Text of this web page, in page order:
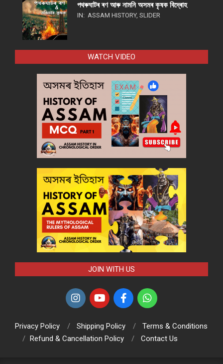
পথ​ৰুঘাট​ৰ ৰণ আৰু নামনি অসম​ৰ কৃষক বিদ্ৰোহ​
IN: ASSAM HISTORY, SLIDER
WATCH VIDEO
JOIN WITH US
Privacy Policy Shipping Policy
Terms & Conditions
Refund & Cancellation Policy
Contact Us